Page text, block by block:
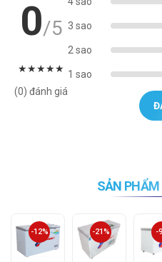
0/5
★★★★★
(0) đánh giá
3 sao
2 sao
1 sao
SẢN PHẨM
-12% -21% -